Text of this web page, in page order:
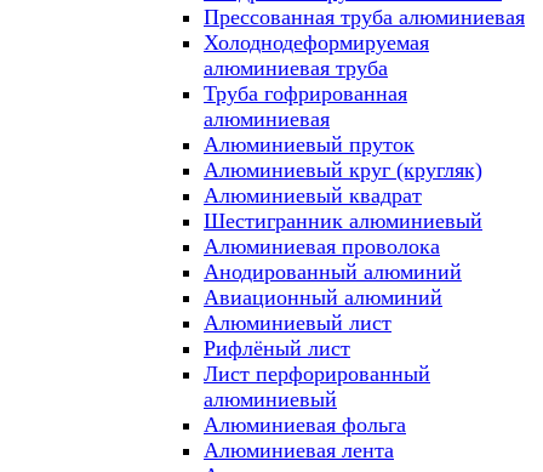
Прессованная труба алюминиевая
Холоднодеформируемая
алюминиевая труба
Труба гофрированная
алюминиевая
Алюминиевый пруток
Алюминиевый круг (кругляк)
Алюминиевый квадрат
Шестигранник алюминиевый
Алюминиевая проволока
Анодированный алюминий
Авиационный алюминий
Алюминиевый лист
Рифлёный лист
Лист перфорированный
алюминиевый
Алюминиевая фольга
Алюминиевая лента